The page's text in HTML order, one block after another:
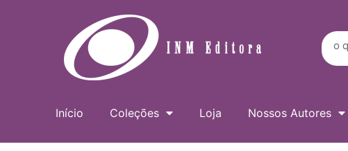
Search
Início Coleções Loja Nossos Autores